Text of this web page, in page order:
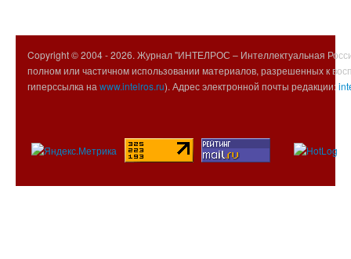
Copyright © 2004 -2026. Журнал "ИНТЕЛРОС – Интеллектуальная
полном или частичном использовании материалов, разрешенных к
гиперссылка на www.intelros.ru). Адрес электронной почты редакции: